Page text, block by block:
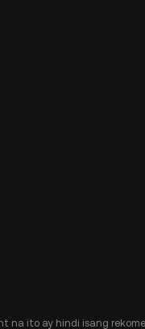
na ito ay hindi isang